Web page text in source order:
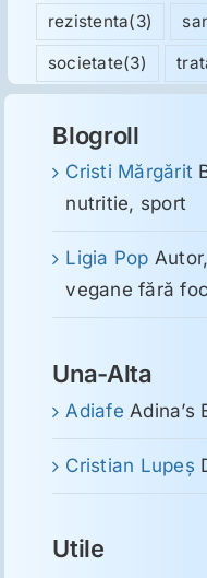
rezistenta(3)
societate(3)
Blogroll
Cristi Mărgărit
nutritie, sport
Ligia Pop
vegane fără foc
Una-Alta
Adiafe Adina’s
Cristian Lupeş
Utile